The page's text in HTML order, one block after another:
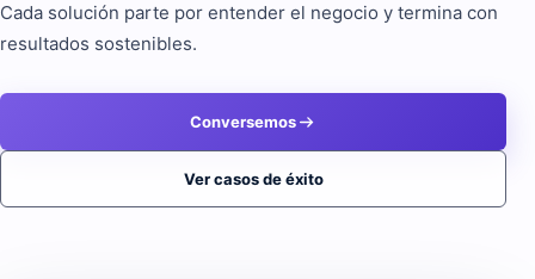
Cada solución parte por entender el negocio y termina con
resultados sostenibles.
Conversemos
Ver casos de éxito